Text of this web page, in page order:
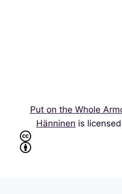
Put on the Whole
Hänninen is